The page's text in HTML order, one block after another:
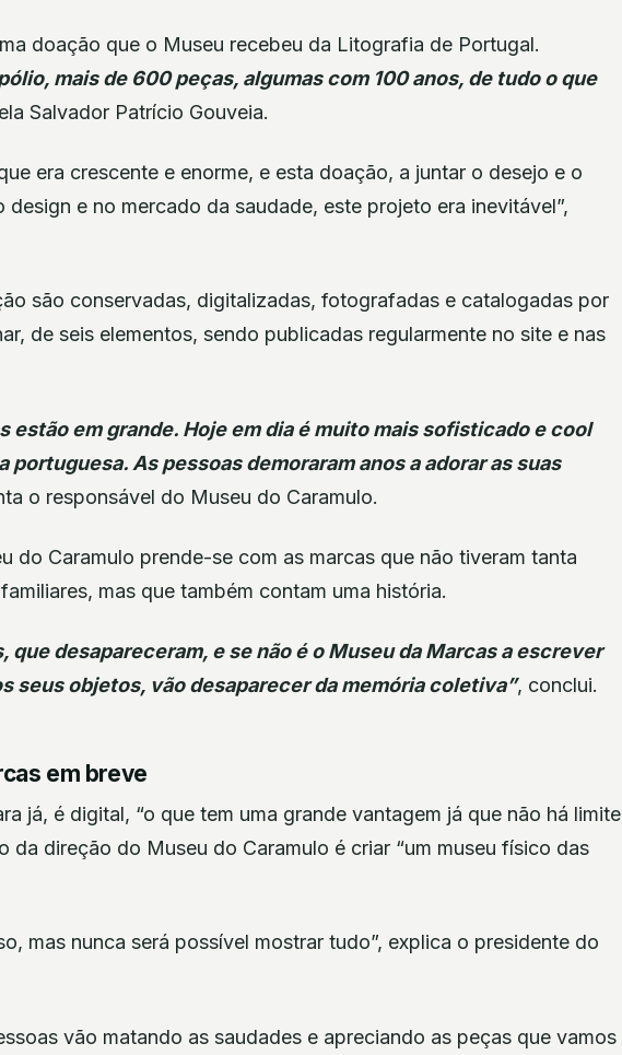
doação que o Museu recebeu da Litografia de Portugal.
mais de 600 peças, algumas com 100 anos, de tudo o que
Salvador Patrício Gouveia.
era crescente e enorme, e esta doação, a juntar o desejo e o
design e no mercado da saudade, este projeto era inevitável”,
são conservadas, digitalizadas, fotografadas e catalogadas por
de seis elementos, sendo publicadas regularmente no site e nas
estão em grande. Hoje em dia é muito mais sofisticado e cool
portuguesa. As pessoas demoraram anos a adorar as suas
o responsável do Museu do Caramulo.
do Caramulo prende-se com as marcas que não tiveram tanta
mas que também contam uma história.
que desapareceram, e se não é o Museu da Marcas a escrever
seus objetos, vão desaparecer da memória coletiva”, conclui.
em breve
já, é digital, “o que tem uma grande vantagem já que não há limite
da direção do Museu do Caramulo é criar “um museu físico das
mas nunca será possível mostrar tudo”, explica o presidente do
vão matando as saudades e apreciando as peças que vamos